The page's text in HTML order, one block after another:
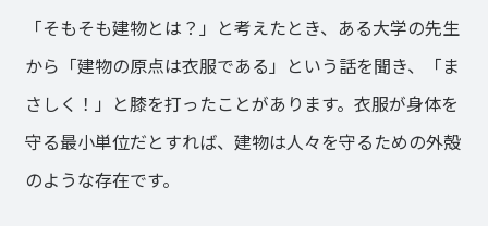
「そもそも建物とは？」と考えたとき、ある大学の先生
から「建物の原点は衣服である」という話を聞き、「ま
さしく！」と膝を打ったことがあります。衣服が身体を
守る最小単位だとすれば、建物は人々を守るための外殻
のような存在です。